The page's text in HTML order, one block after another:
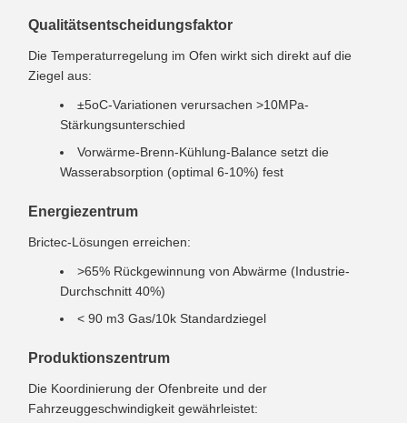
Qualitätsentscheidungsfaktor
Die Temperaturregelung im Ofen wirkt sich direkt auf die
Ziegel aus:
±5oC-Variationen verursachen >10MPa-
Stärkungsunterschied
Vorwärme-Brenn-Kühlung-Balance setzt die
Wasserabsorption (optimal 6-10%) fest
Energiezentrum
Brictec-Lösungen erreichen:
>65% Rückgewinnung von Abwärme (Industrie-
Durchschnitt 40%)
< 90 m3 Gas/10k Standardziegel
Produktionszentrum
Die Koordinierung der Ofenbreite und der
Fahrzeuggeschwindigkeit gewährleistet: